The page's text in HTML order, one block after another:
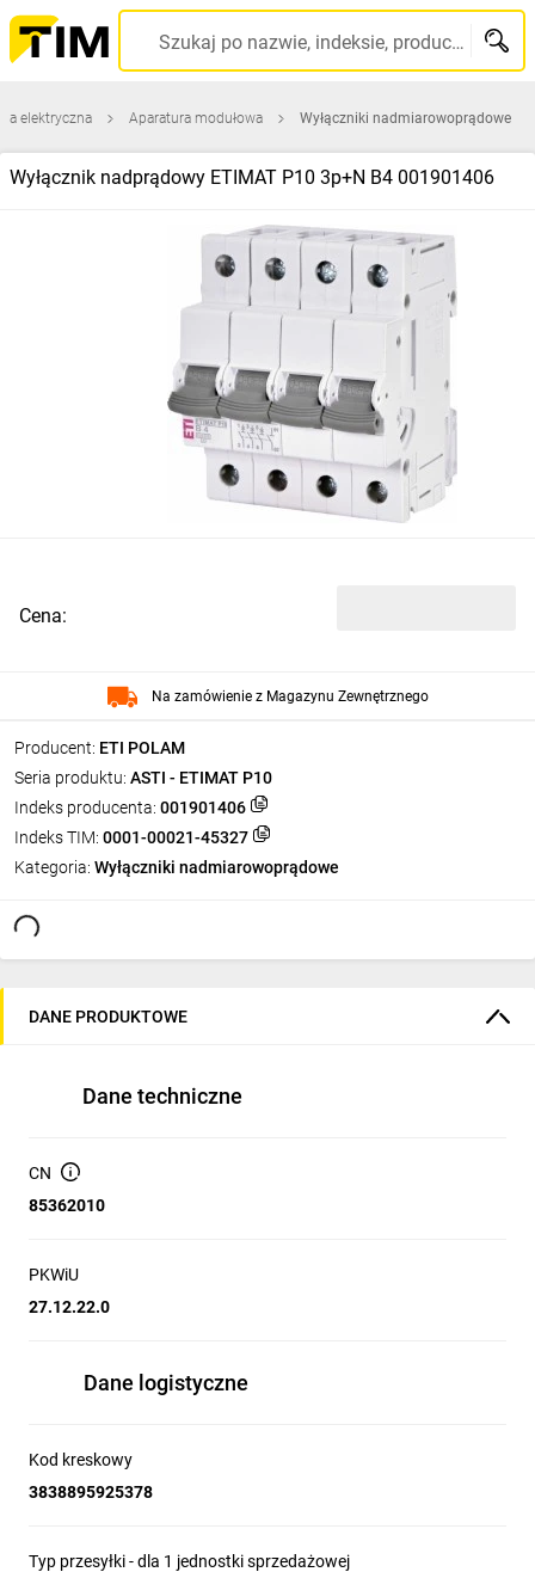
Szukaj po nazwie, indeksie, producencie, kodzie kreskowym...
elektryczna Aparatura modułowa Wyłączniki nadmiarowoprądowe
Wyłącznik nadprądowy ETIMAT P10 3p+N B4 001901406
Producent: ETI POLAM
Seria produktu: ASTI - ETIMAT P10
Indeks producenta: 001901406
Indeks TIM: 0001-00021-45327
Kategoria: Wyłączniki nadmiarowoprądowe
Cena:
Na zamówienie z Magazynu Zewnętrznego
DANE PRODUKTOWE
Dane techniczne
CN
85362010
PKWiU
27.12.22.0
Dane logistyczne
Kod kreskowy
3838895925378
Typ przesyłki - dla 1 jednostki sprzedażowej